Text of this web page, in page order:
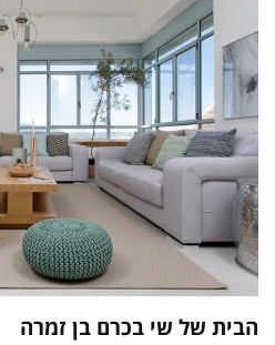
הבית של שי בכרם בן זמרה